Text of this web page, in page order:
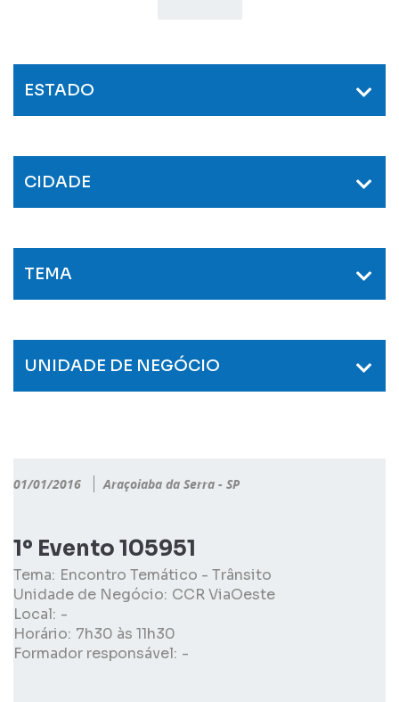
ESTADO
CIDADE
TEMA
UNIDADE DE NEGÓCIO
01/01/2016 Araçoiaba da Serra - SP
1º Evento 105951
Tema: Encontro Temático - Trânsito
Unidade de Negócio: CCR ViaOeste
Local: -
Horário: 7h30 às 11h30
Formador responsável: -